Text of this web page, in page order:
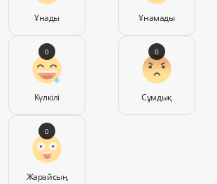
Ұнады Ұнамады
Күлкілі
0
Сұмдық
0
Жарайсың
0